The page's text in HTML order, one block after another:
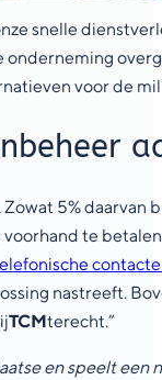
snelle
onderneming
voor de
Zowat 5% daarvan
te
nastreeft.
TCMterecht.”
en speelt